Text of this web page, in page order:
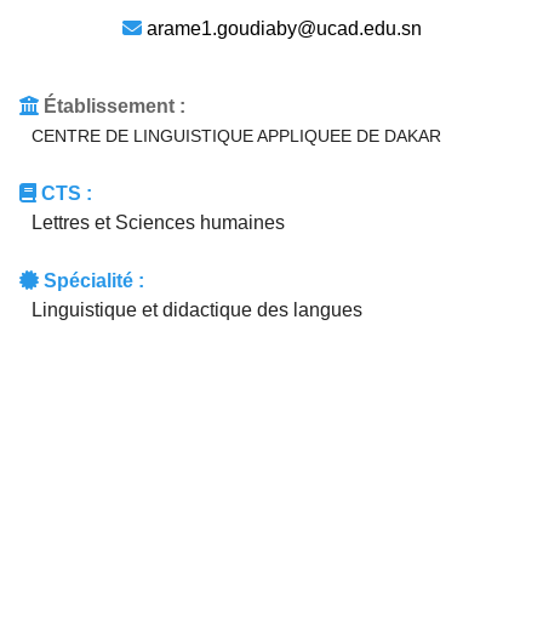
arame1.goudiaby@ucad.edu.sn
Établissement :
CENTRE DE LINGUISTIQUE APPLIQUEE DE DAKAR
CTS :
Lettres et Sciences humaines
Spécialité :
Linguistique et didactique des langues